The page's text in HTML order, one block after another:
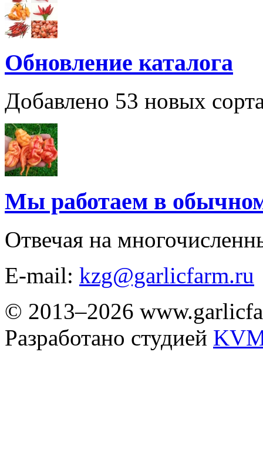
Обновление каталога
Добавлено 53 новых
Мы работаем в
Отвечая на
E-mail: kzg@garlicfarm.ru
© 2013–2026
Разработано студией